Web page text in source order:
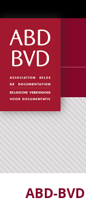
ABD-BVD